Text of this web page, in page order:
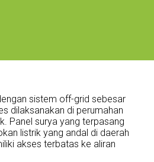
sistem off-grid sebesar
dilaksanakan di perumahan
Panel surya yang terpasang
listrik yang andal di daerah
akses terbatas ke aliran